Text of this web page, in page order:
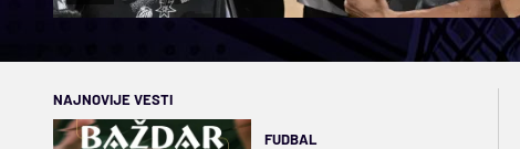
NAJNOVIJE VESTI
FUDBAL